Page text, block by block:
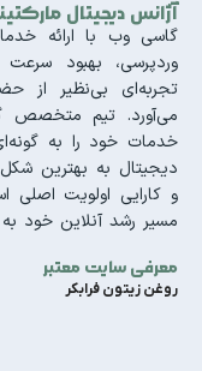
آژانس دیجیتال
گاسی وب با ارائه
وردپرسی، بهبود
تجربه‌ای بی‌نظیر از
می‌آورد. تیم متخصص
خدمات خود را به
دیجیتال به بهترین
و کارایی اولویت
مسیر رشد آنلاین خود
معرفی سایت معتبر
روغن زیتون فرابکر